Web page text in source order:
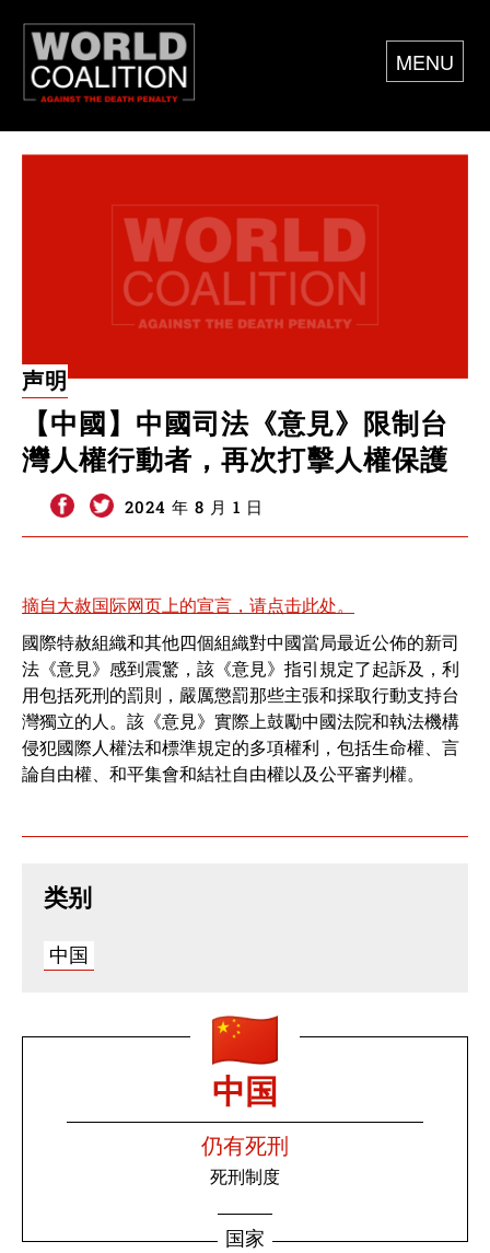
MENU
【中國】中國司法《意見》限制台
灣人權行動者，再次打擊人權保護
声明
2024 年 8 月 1 日
摘自大赦国际网页上的宣言，请点击此处。
國際特赦組織和其他四個組織對中國當局最近公佈的新司
法《意見》感到震驚，該《意見》指引規定了起訴及，利
用包括死刑的罰則，嚴厲懲罰那些主張和採取行動支持台
灣獨立的人。該《意見》實際上鼓勵中國法院和執法機構
侵犯國際人權法和標準規定的多項權利，包括生命權、言
論自由權、和平集會和結社自由權以及公平審判權。
类别
中国
中国
仍有死刑
死刑制度
国家